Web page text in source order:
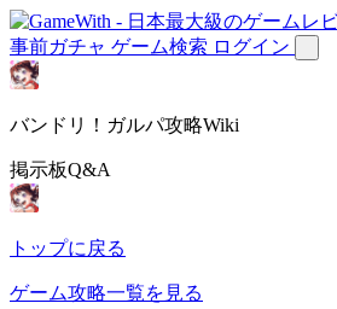
事前ガチャ ゲーム検索 ログイン
バンドリ！ガルパ攻略Wiki
掲示板Q&A
トップに戻る
ゲーム攻略一覧を見る